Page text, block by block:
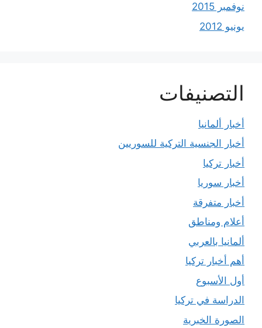
نوفمبر 2015
يونيو 2012
التصنيفات
أخبار ألمانيا
أخبار الجنسية التركية للسوريين
أخبار تركيا
أخبار سوريا
أخبار متفرقة
أعلام ومناطق
ألمانيا بالعربي
أهم أخبار تركيا
أول الأسبوع
الدراسة في تركيا
الصورة الخبرية